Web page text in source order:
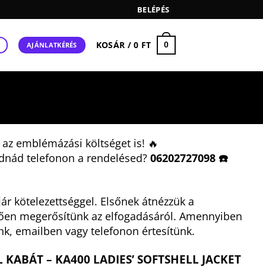
BELÉPÉS
AJÁNLATKÉRÉS KOSÁR /0 FT 0
az emblémázási költséget is! 🔥
telefonon a rendelésed? 06202727098 ☎️
kötelezettséggel. Elsőnek átnézzük a
megerősítünk az elfogadásáról. Amennyiben
emailben vagy telefonon értesítünk.
KABÁT – KA400 LADIES’ SOFTSHELL JACKET